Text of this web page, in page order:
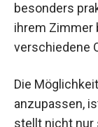
besonders
ihrem Zimmer
verschiedene
Die
anzupassen,
stellt nicht nur